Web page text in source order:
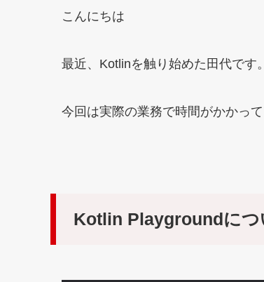
こんにちは
最近、Kotlinを触り始めた田代です。
今回は実際の業務で時間がかかっ
Kotlin Playgroundにつ